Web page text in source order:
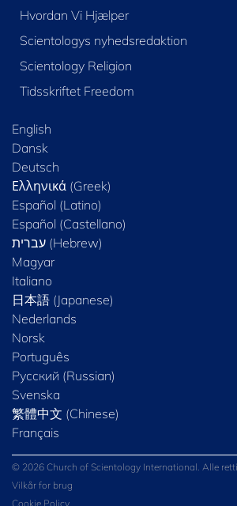
Hvordan Vi Hjælper
Scientologys nyhedsredaktion
Scientology Religion
Tidsskriftet Freedom
English
Dansk
Deutsch
Ελληνικά (Greek)
Español (Latino)
Español (Castellano)
Magyar
Italiano
日本語 (Japanese)
Nederlands
Norsk
Português
Русский (Russian)
Svenska
繁體中文 (Chinese)
Français
© 2026 Church of Scientology International. Alle
Vilkår for brug
Cookie Policy